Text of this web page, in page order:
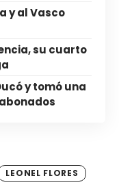
y al Vasco
su cuarto
y tomó una
LEONEL FLORES